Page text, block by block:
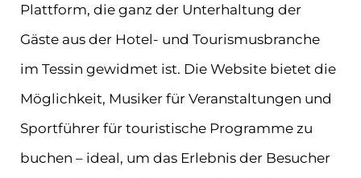
Plattform, die ganz der Unterhaltung der
Gäste aus der Hotel- und Tourismusbranche
im Tessin gewidmet ist. Die Website bietet die
Möglichkeit, Musiker für Veranstaltungen und
Sportführer für touristische Programme zu
buchen – ideal, um das Erlebnis der Besucher